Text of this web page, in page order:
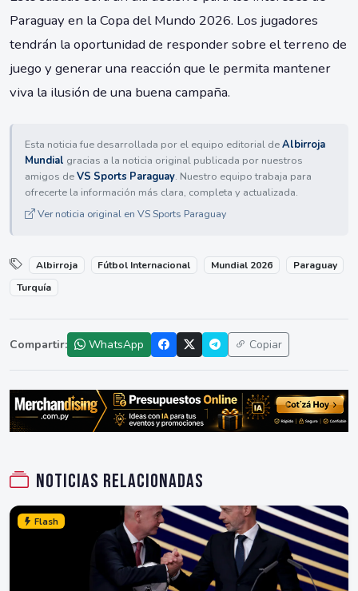
Paraguay en la Copa del Mundo 2026. Los jugadores
tendrán la oportunidad de responder sobre el terreno de
juego y generar una reacción que le permita mantener
viva la ilusión de una buena campaña.
Esta noticia fue desarrollada por el equipo editorial deAlbirroja
Mundial gracias a la noticia original publicada por nuestros
amigos deVS Sports Paraguay. Nuestro equipo trabaja para
ofrecerte la información más clara, completa y actualizada.
Ver noticia original en VS Sports Paraguay
Albirroja Fútbol Internacional Mundial 2026
Paraguay
Turquía
Compartir: WhatsApp Copiar
Noticias relacionadas
Flash